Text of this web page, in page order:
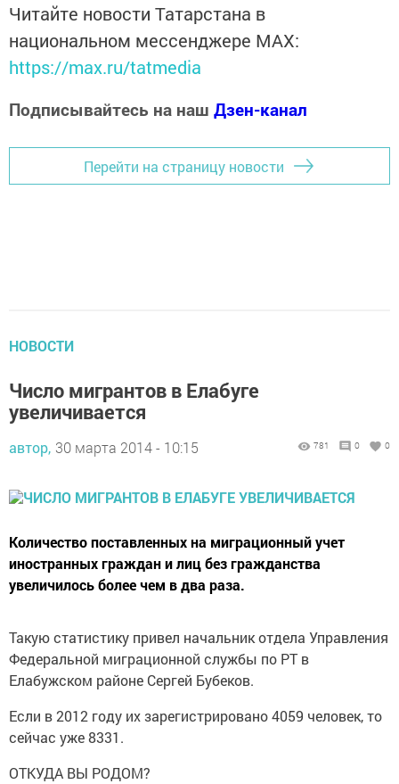
Читайте новости Татарстана в
национальном мессенджере MАХ:
https://max.ru/tatmedia
Подписывайтесь на наш Дзен-канал
Перейти на страницу новости
НОВОСТИ
Число мигрантов в Елабуге
увеличивается
автор, 30 марта 2014 - 10:15 781 0 0
Количество поставленных на миграционный учет
иностранных граждан и лиц без гражданства
увеличилось более чем в два раза.
Такую статистику привел начальник отдела Управления
Федеральной миграционной службы по РТ в
Елабужском районе Сергей Бубеков.
Если в 2012 году их зарегистрировано 4059 человек, то
сейчас уже 8331.
ОТКУДА ВЫ РОДОМ?